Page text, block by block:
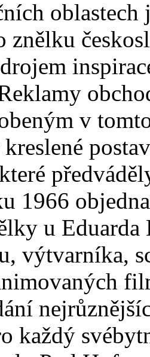
znělku
v
1966
u Eduarda
výtvarníka,
každý